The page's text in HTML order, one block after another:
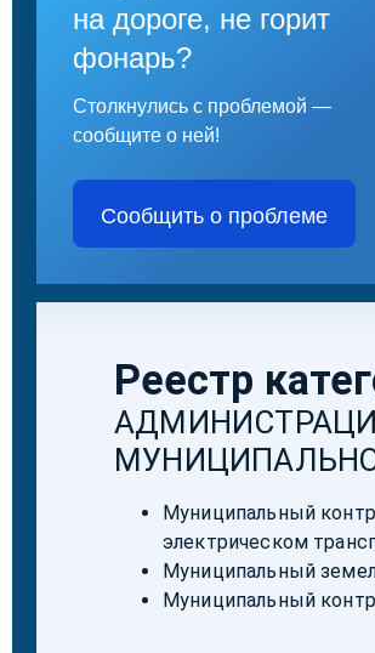
на дороге, не горит
фонарь?
Столкнулись с проблемой —
сообщите о ней!
Сообщить о проблеме